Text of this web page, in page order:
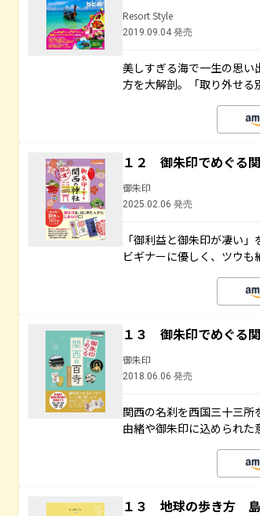
Resort Style
2019.09.04 発売
美しすぎる海で一生の思
方を大解剖。「取り外せる
１２ 御朱印でめぐる
御朱印
2025.02.06 発売
「御利益と御朱印が凄い
ビギナーに優しく、ツウも
１３ 御朱印でめぐる
御朱印
2018.06.06 発売
関西の名刹を西国三十三
由緒や御朱印に込められた
１３ 地球の歩き方